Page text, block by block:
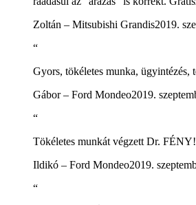
Zoltán – Mitsubishi Grandis2019.
“
Gyors, tökéletes munka, ügyintézés,
Gábor – Ford Mondeo2019.
“
Tökéletes munkát végzett Dr.
Ildikó – Ford Mondeo2019.
“